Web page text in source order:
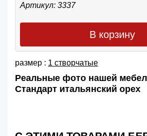
Артикул: 3337
В корзину
размер : 1 створчатые
Реальные фото нашей
Стандарт итальянский орех